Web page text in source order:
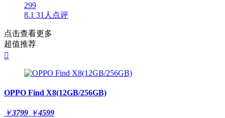
299
8.1 31人点评
点击查看更多
超值推荐

OPPO Find X8(12GB/256GB)
￥3799 ￥4599